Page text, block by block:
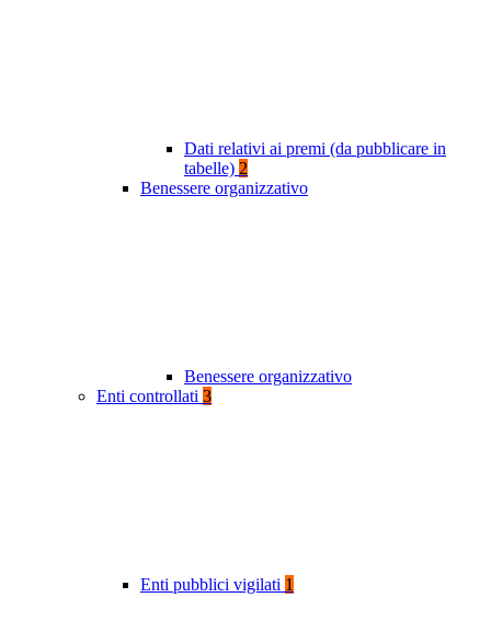
Dati relativi ai premi (da pubblicare in
tabelle) 2
Benessere organizzativo
Benessere organizzativo
Enti controllati 3
Enti pubblici vigilati 1